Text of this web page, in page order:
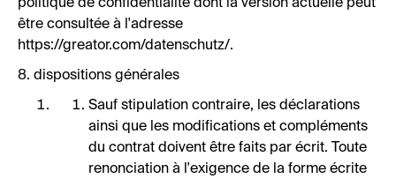
politique de confidentialité dont la version actuelle peut
être consultée à l'adresse
https://greator.com/datenschutz/.
8. dispositions générales
Sauf stipulation contraire, les déclarations
ainsi que les modifications et compléments
du contrat doivent être faits par écrit. Toute
renonciation à l'exigence de la forme écrite